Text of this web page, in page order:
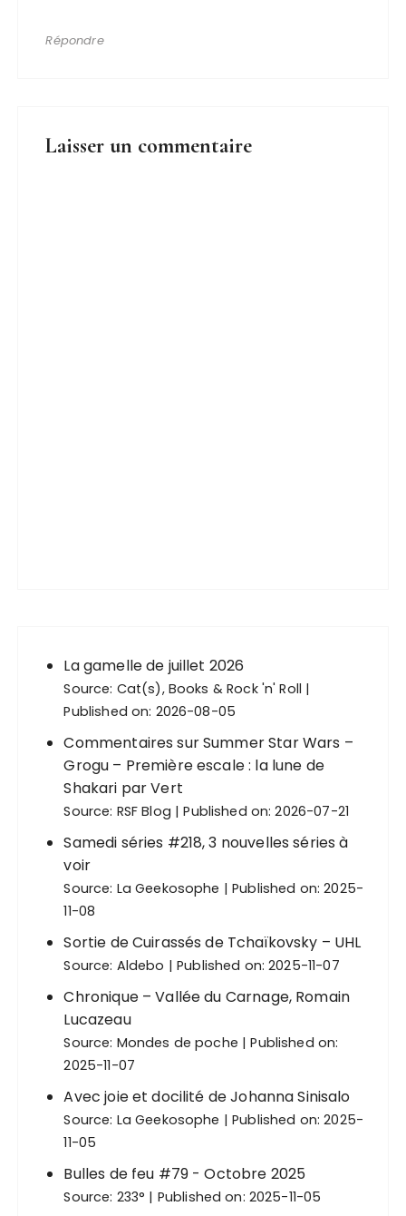
Répondre
Laisser un commentaire
La gamelle de juillet 2026
Source: Cat(s), Books & Rock 'n' Roll
Published on: 2026-08-05
Commentaires sur Summer Star Wars –
Grogu – Première escale : la lune de
Shakari par Vert
Source: RSF Blog Published on: 2026-07-21
Samedi séries #218, 3 nouvelles séries à
voir
Source: La Geekosophe
Published on: 2025-
11-08
Sortie de Cuirassés de Tchaïkovsky – UHL
Source: Aldebo Published on: 2025-11-07
Chronique – Vallée du Carnage, Romain
Lucazeau
Source: Mondes de poche
Published on:
2025-11-07
Avec joie et docilité de Johanna Sinisalo
Source: La Geekosophe
Published on: 2025-
11-05
Bulles de feu #79 - Octobre 2025
Source: 233° Published on: 2025-11-05